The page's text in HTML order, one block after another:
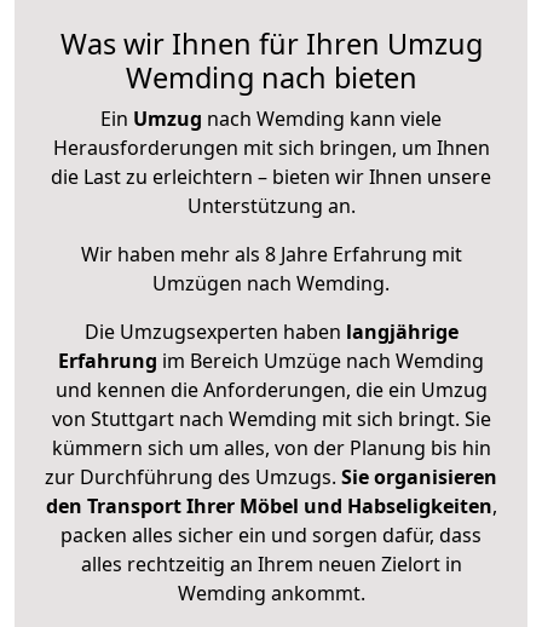
Was wir Ihnen für Ihren Umzug
Wemding nach bieten
Ein Umzug nach Wemding kann viele
Herausforderungen mit sich bringen, um Ihnen
die Last zu erleichtern – bieten wir Ihnen unsere
Unterstützung an.
Wir haben mehr als 8 Jahre Erfahrung mit
Umzügen nach Wemding.
Die Umzugsexperten haben langjährige
Erfahrung im Bereich Umzüge nach Wemding
und kennen die Anforderungen, die ein Umzug
von Stuttgart nach Wemding mit sich bringt. Sie
kümmern sich um alles, von der Planung bis hin
zur Durchführung des Umzugs. Sie organisieren
den Transport Ihrer Möbel und Habseligkeiten,
packen alles sicher ein und sorgen dafür, dass
alles rechtzeitig an Ihrem neuen Zielort in
Wemding ankommt.